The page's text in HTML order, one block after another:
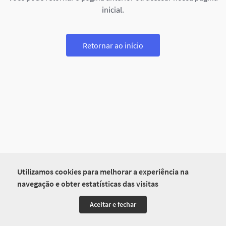
Utilizamos cookies para melhorar a experiência na
navegação e obter estatísticas das visitas
Aceitar e fechar
inicial.
Retornar ao início